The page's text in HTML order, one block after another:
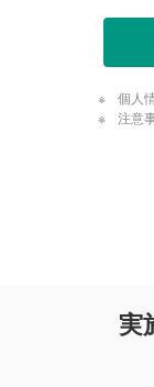
個人
注意
実